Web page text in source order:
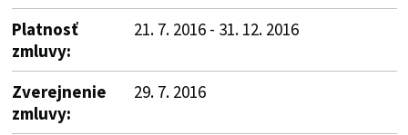
Platnosť
zmluvy:
21. 7. 2016 - 31. 12. 2016
Zverejnenie
zmluvy:
29. 7. 2016